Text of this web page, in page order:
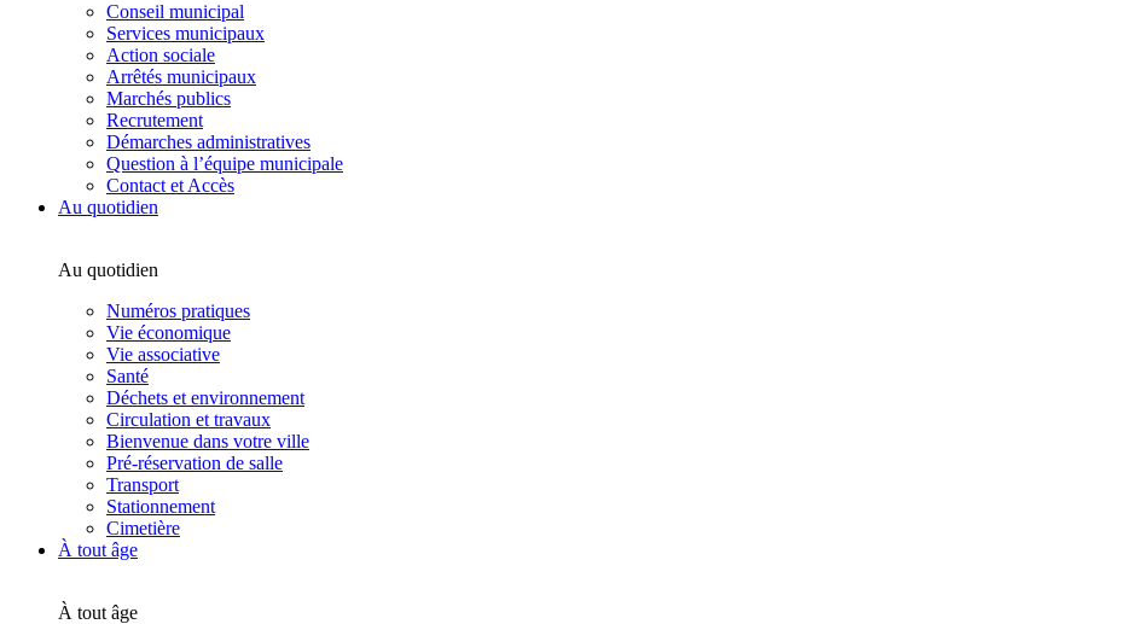
Conseil municipal
Services municipaux
Action sociale
Arrêtés municipaux
Marchés publics
Recrutement
Démarches administratives
Question à l’équipe municipale
Contact et Accès
Au quotidien
Au quotidien
Numéros pratiques
Vie économique
Vie associative
Santé
Déchets et environnement
Circulation et travaux
Bienvenue dans votre ville
Pré-réservation de salle
Transport
Stationnement
Cimetière
À tout âge
À tout âge